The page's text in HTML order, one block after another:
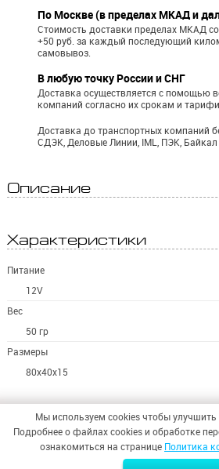
По Москве (в пределах МКАД и
Стоимость доставки пределах МКАД
+50 руб. за каждый последующий
самовывоз.
В любую точку России и СНГ
Доставка осуществляется с помощью
компаний согласно их срокам и
Доставка до транспортных компаний
СДЭК, Деловые Линии, IML, ПЭК, Байкал
Описание
Характеристики
Питание
12V
Вес
50 гр
Размеры
80х40х15
ООО «СИНТЕЗ
Мы используем cookies чтобы улучшить
Подробнее о файлах cookies и обработке
ознакомиться на странице Политика